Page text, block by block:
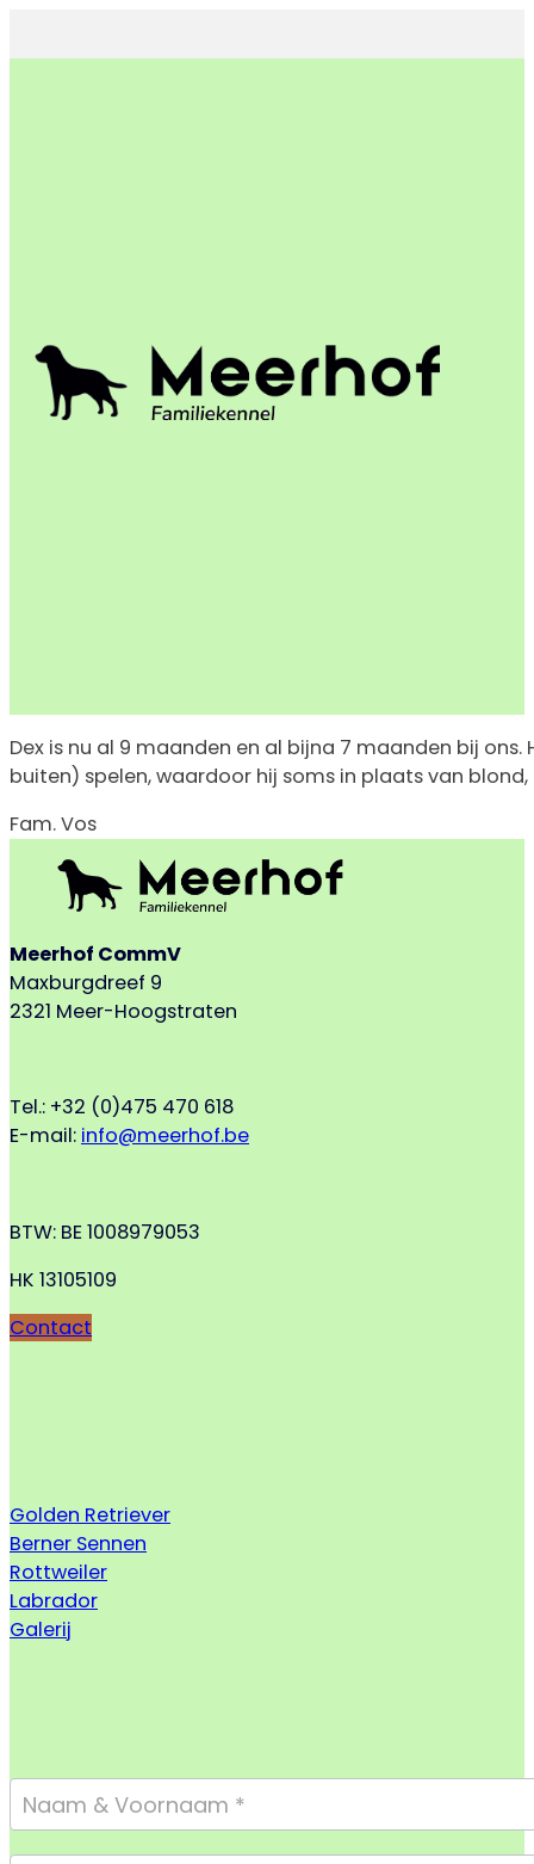
Dex is nu al 9 maanden en al bijna 7 maanden bij
buiten) spelen, waardoor hij soms in plaats van
Fam. Vos
Meerhof CommV
Maxburgdreef 9
2321 Meer-Hoogstraten
Tel.: +32 (0)475 470 618
E-mail: info@meerhof.be
BTW: BE 1008979053
HK 13105109
Contact
Golden Retriever
Berner Sennen
Rottweiler
Labrador
Galerij
Footer
Form
Compact